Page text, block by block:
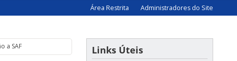
Área Restrita Administradores do Site
a SAF Links Úteis